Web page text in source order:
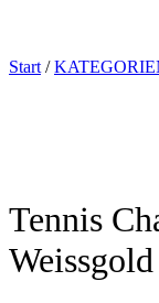
Start /
Tennis
Weissgold